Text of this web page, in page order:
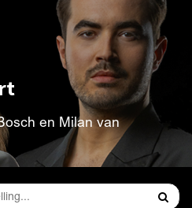
en Milan van